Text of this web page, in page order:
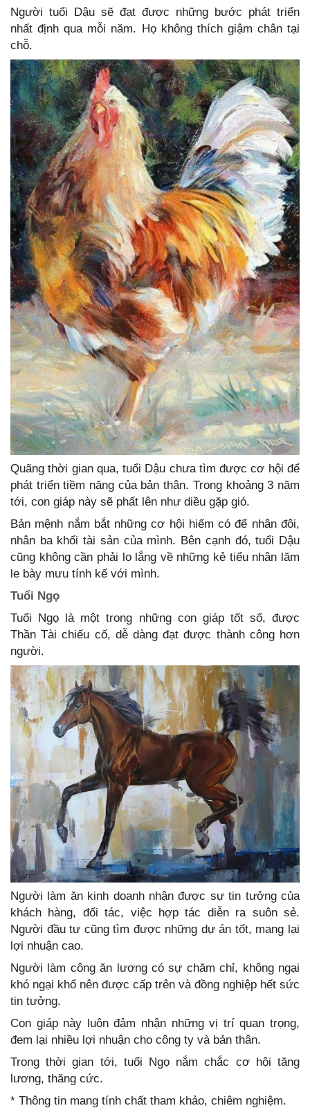
Người tuổi Dậu sẽ đạt được những bước phát triển
nhất định qua mỗi năm. Họ không thích giậm chân tại
chỗ.
Quãng thời gian qua, tuổi Dậu chưa tìm được cơ hội để
phát triển tiềm năng của bản thân. Trong khoảng 3 năm
tới, con giáp này sẽ phất lên như diều gặp gió.
Bản mệnh nắm bắt những cơ hội hiếm có để nhân đôi,
nhân ba khối tài sản của mình. Bên cạnh đó, tuổi Dậu
cũng không cần phải lo lắng về những kẻ tiểu nhân lăm
le bày mưu tính kế với mình.
Tuổi Ngọ
Tuổi Ngọ là một trong những con giáp tốt số, được
Thần Tài chiếu cố, dễ dàng đạt được thành công hơn
người.
Người làm ăn kinh doanh nhận được sự tin tưởng của
khách hàng, đối tác, việc hợp tác diễn ra suôn sẻ.
Người đầu tư cũng tìm được những dự án tốt, mang lại
lợi nhuận cao.
Người làm công ăn lương có sự chăm chỉ, không ngại
khó ngại khổ nên được cấp trên và đồng nghiệp hết sức
tin tưởng.
Con giáp này luôn đảm nhận những vị trí quan trọng,
đem lại nhiều lợi nhuận cho công ty và bản thân.
Trong thời gian tới, tuổi Ngọ nắm chắc cơ hội tăng
lương, thăng cức.
* Thông tin mang tính chất tham khảo, chiêm nghiệm.